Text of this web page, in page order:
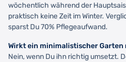
wöchentlich während der
praktisch keine Zeit im Winter.
sparst Du 70% Pflegeaufwand.
Wirkt ein minimalistischer
Nein, wenn Du ihn richtig umsetzt.